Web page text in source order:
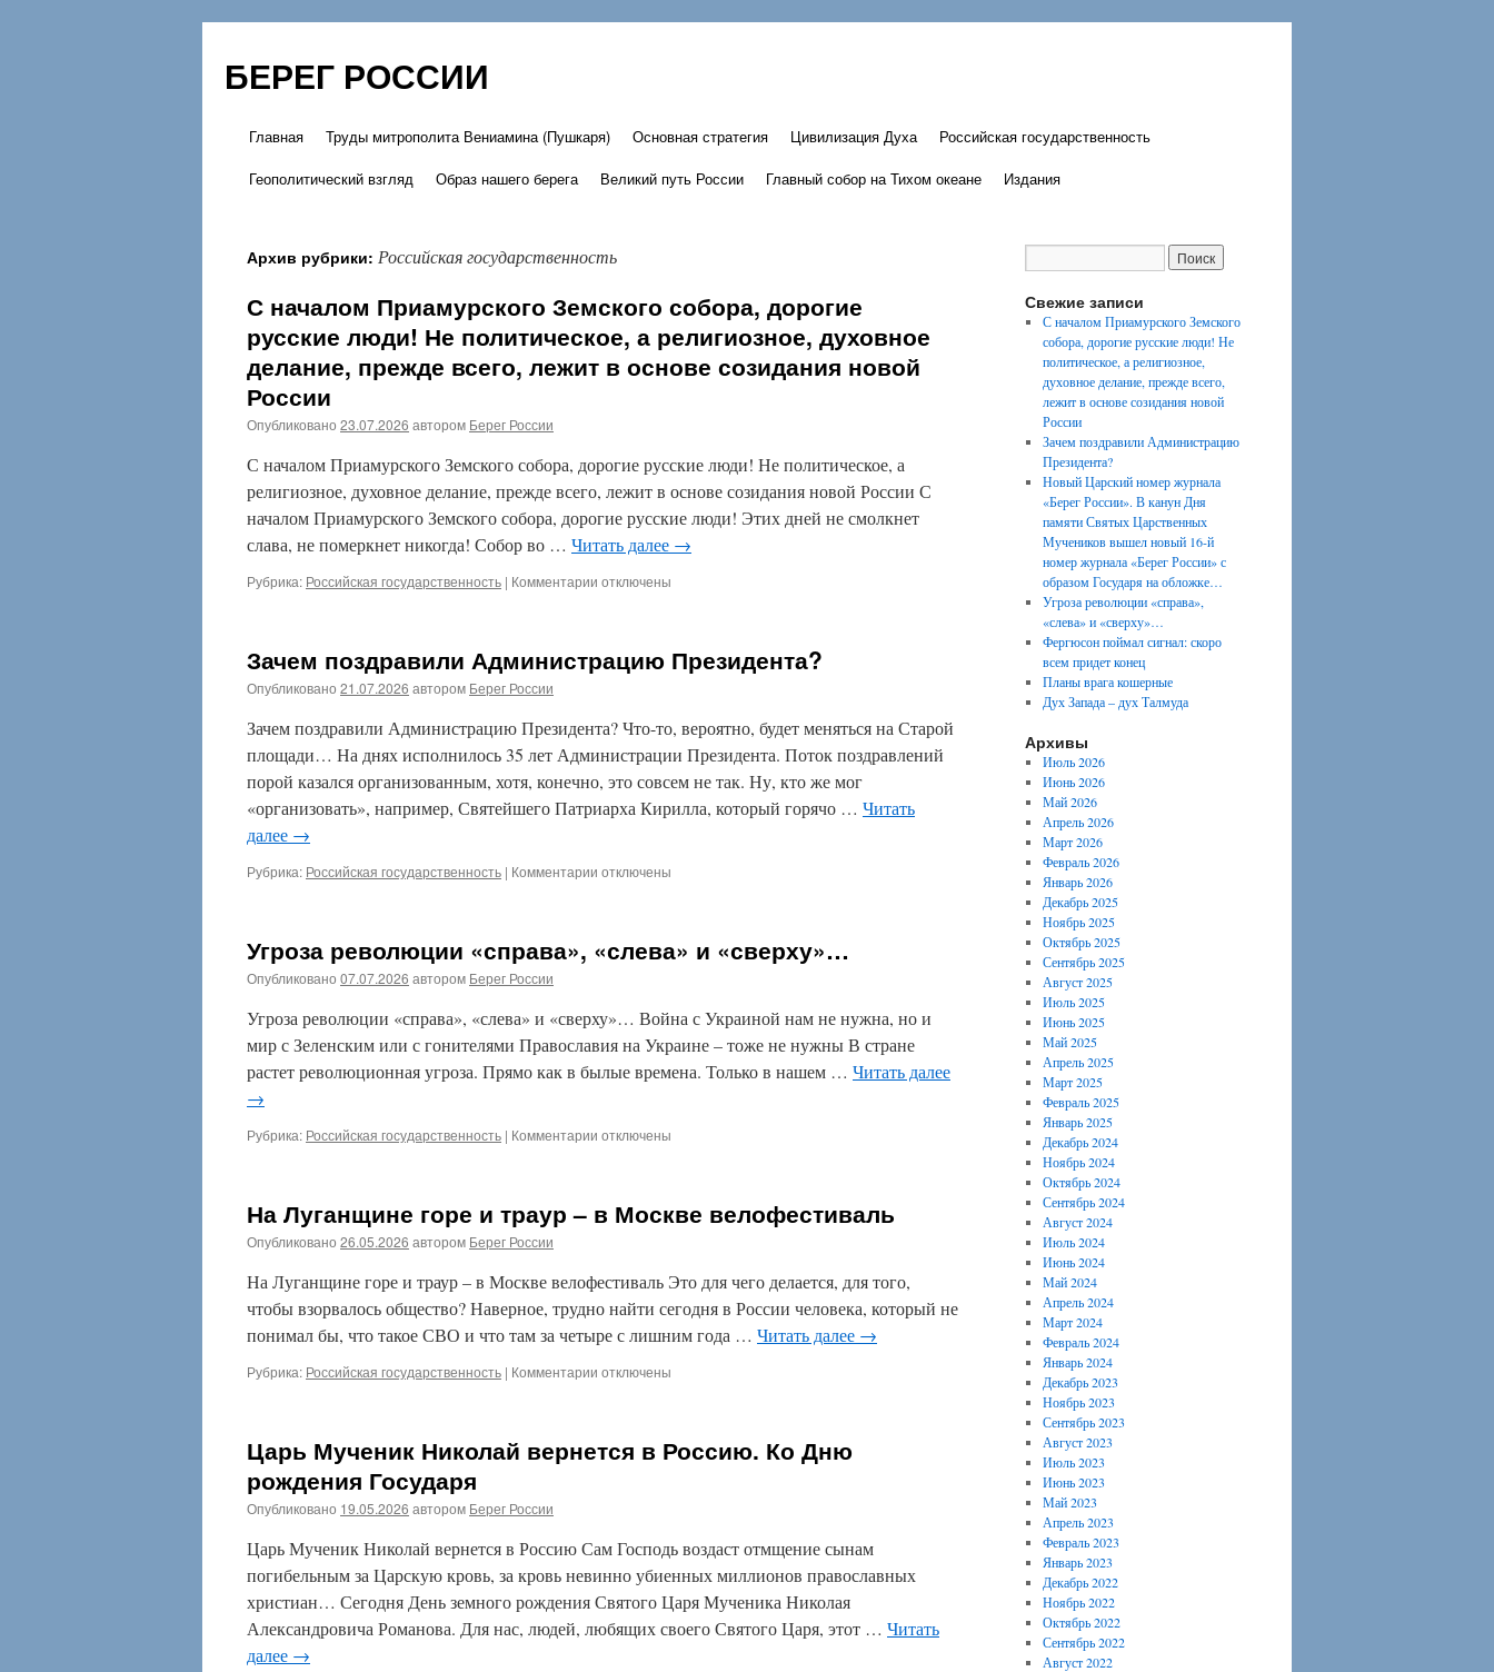
БЕРЕГ РОССИИ
Перейти
Главная Труды митрополита Вениамина (Пушкаря) Основная стратегия Цивилизация Духа
Российская государственность
Геополитический взгляд
Образ нашего берега Великий путь России Главный собор на Тихом океане Издания
Архив рубрики: Российская государственность
С началом Приамурского Земского собора, дорогие
русские люди! Не политическое, а религиозное, духовное
делание, прежде всего, лежит в основе созидания новой
России
Опубликовано 23.07.2026 автором Берег России
С началом Приамурского Земского собора, дорогие русские люди! Не политическое, а
религиозное, духовное делание, прежде всего, лежит в основе созидания новой России С
началом Приамурского Земского собора, дорогие русские люди! Этих дней не смолкнет
слава, не померкнет никогда! Собор во … Читать далее →
Рубрика: Российская государственность | Комментарии к
Приамурского
дорогие
русские
люди!
Не
политическое,
а
делание,
в
новой
России
отключены
Зачем поздравили Администрацию Президента?
Опубликовано 21.07.2026 автором Берег России
Зачем поздравили Администрацию Президента? Что-то, вероятно, будет меняться на Старой
площади… На днях исполнилось 35 лет Администрации Президента. Поток поздравлений
порой казался организованным, хотя, конечно, это совсем не так. Ну, кто же мог
«организовать», например, Святейшего Патриарха Кирилла, который горячо … Читать
далее →
Рубрика: Российская государственность | Комментарии к
Администрацию
отключены
Угроза революции «справа», «слева» и «сверху»…
Опубликовано 07.07.2026 автором Берег России
Угроза революции «справа», «слева» и «сверху»… Война с Украиной нам не нужна, но и
мир с Зеленским или с гонителями Православия на Украине – тоже не нужны В стране
растет революционная угроза. Прямо как в былые времена. Только в нашем … Читать далее
→
Рубрика: Российская государственность | Комментарии к
«справа»,
отключены
На Луганщине горе и траур – в Москве велофестиваль
Опубликовано 26.05.2026 автором Берег России
На Луганщине горе и траур – в Москве велофестиваль Это для чего делается, для того,
чтобы взорвалось общество? Наверное, трудно найти сегодня в России человека, который не
понимал бы, что такое СВО и что там за четыре с лишним года … Читать далее →
Рубрика: Российская государственность | Комментарии к
горе
Москве
велофестиваль
отключены
Царь Мученик Николай вернется в Россию. Ко Дню
рождения Государя
Опубликовано 19.05.2026 автором Берег России
Царь Мученик Николай вернется в Россию Сам Господь воздаст отмщение сынам
погибельным за Царскую кровь, за кровь невинно убиенных миллионов православных
христиан… Сегодня День земного рождения Святого Царя Мученика Николая
Александровича Романова. Для нас, людей, любящих своего Святого Царя, этот … Читать
далее →
Свежие записи
С началом Приамурского Земского
собора, дорогие русские люди! Не
политическое, а религиозное,
духовное делание, прежде всего,
лежит в основе созидания новой
России
Зачем поздравили Администрацию
Президента?
Новый Царский номер журнала
«Берег России». В канун Дня
памяти Святых Царственных
Мучеников вышел новый 16-й
номер журнала «Берег России» с
образом Государя на обложке…
Угроза революции «справа»,
«слева» и «сверху»…
Фергюсон поймал сигнал: скоро
всем придет конец
Планы врага кошерные
Дух Запада – дух Талмуда
Архивы
Июль 2026
Июнь 2026
Май 2026
Апрель 2026
Март 2026
Февраль 2026
Январь 2026
Декабрь 2025
Ноябрь 2025
Октябрь 2025
Сентябрь 2025
Август 2025
Июль 2025
Июнь 2025
Май 2025
Апрель 2025
Март 2025
Февраль 2025
Январь 2025
Декабрь 2024
Ноябрь 2024
Октябрь 2024
Сентябрь 2024
Август 2024
Июль 2024
Июнь 2024
Май 2024
Апрель 2024
Март 2024
Февраль 2024
Январь 2024
Декабрь 2023
Ноябрь 2023
Сентябрь 2023
Август 2023
Июль 2023
Июнь 2023
Май 2023
Апрель 2023
Февраль 2023
Январь 2023
Декабрь 2022
Ноябрь 2022
Октябрь 2022
Сентябрь 2022
Август 2022